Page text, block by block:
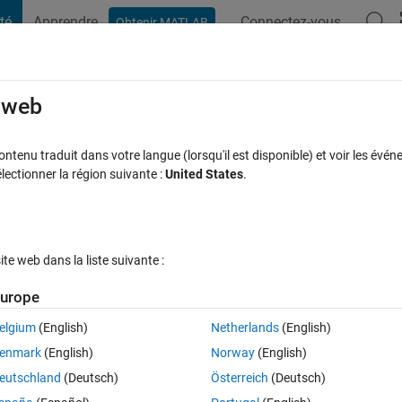
Apprendre Obtenir MATLAB Connectez-vous
file
Ouvrir dans MATLAB Online
should be working!
traduit dans votre langue (lorsqu'il est disponible) et voir les
la région suivante :United States.
web dans la liste suivante :
(English)
(English)
(Deutsch)
Netherlands(English)
Norway(English)
Österreich (Deutsch)